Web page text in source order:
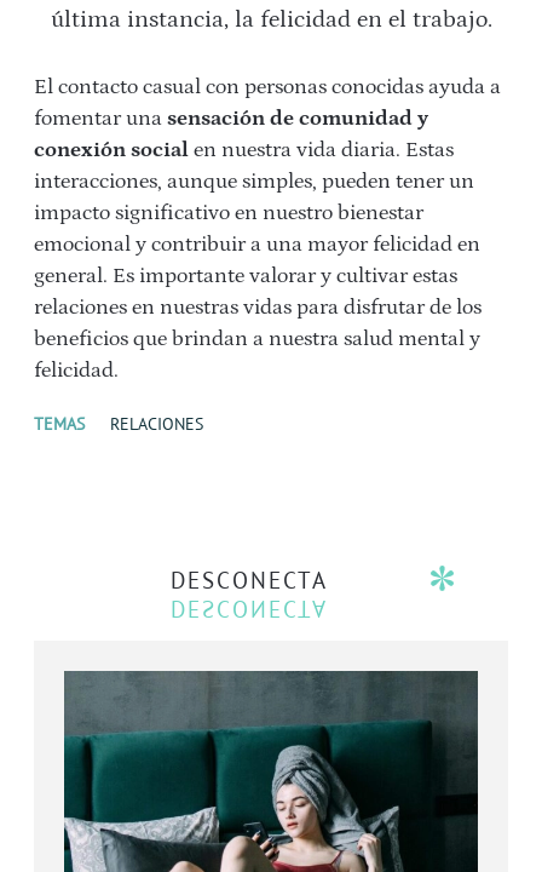
última instancia, la felicidad en el trabajo.
El contacto casual con personas conocidas ayuda a
fomentar una sensación de comunidad y
conexión social en nuestra vida diaria. Estas
interacciones, aunque simples, pueden tener un
impacto significativo en nuestro bienestar
emocional y contribuir a una mayor felicidad en
general. Es importante valorar y cultivar estas
relaciones en nuestras vidas para disfrutar de los
beneficios que brindan a nuestra salud mental y
felicidad.
TEMAS RELACIONES
DESCONECTA